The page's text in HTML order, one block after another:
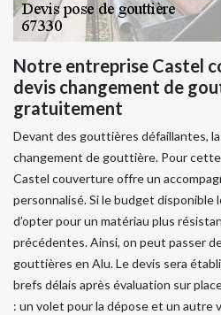
Notre entreprise Castel
devis changement de
gratuitement
Devant des gouttières défaillantes, la
changement de gouttière. Pour
Castel couverture offre un
personnalisé. Si le budget disponible
d’opter pour un matériau plus
précédentes. Ainsi, on peut passer
gouttières en Alu. Le devis sera
brefs délais après évaluation sur
: un volet pour la dépose et un autre